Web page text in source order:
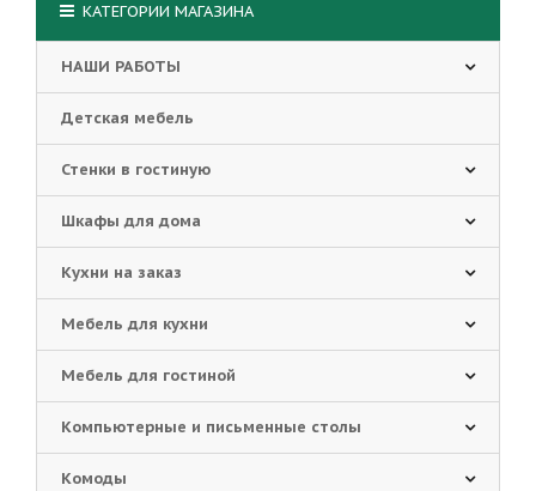
КАТЕГОРИИ МАГАЗИНА
НАШИ РАБОТЫ
Детская мебель
Стенки в гостиную
Шкафы для дома
Кухни на заказ
Мебель для кухни
Мебель для гостиной
Компьютерные и письменные столы
Комоды